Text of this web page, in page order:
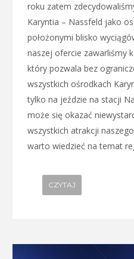
roku zatem
Karyntia – Nassfeld jako
położonymi blisko
naszej ofercie zawarliśmy
który pozwala bez
wszystkich ośrodkach
tylko na jeździe na stacji
może się okazać
wszystkich atrakcji
warto wiedzieć na temat
CZYTAJ